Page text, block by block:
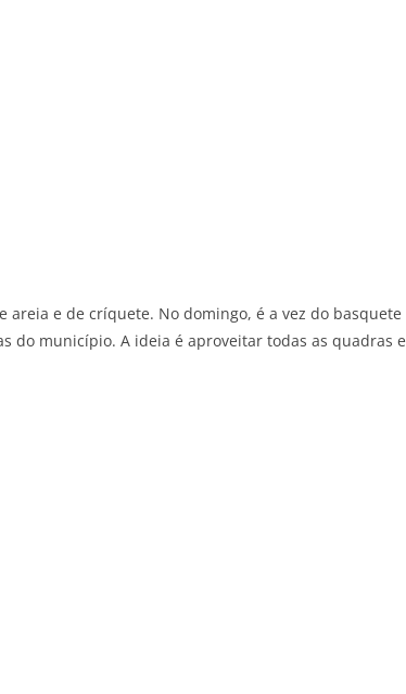
e de críquete. No domingo, é a vez do basquete
do município. A ideia é aproveitar todas as quadras e